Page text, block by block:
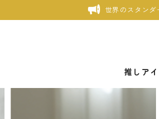
世界のスタン
推しア